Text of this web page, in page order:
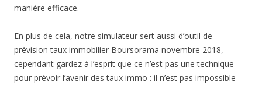
manière efficace.
En plus de cela, notre simulateur sert aussi d’outil de
prévision taux immobilier Boursorama novembre 2018,
cependant gardez à l’esprit que ce n’est pas une technique
pour prévoir l’avenir des taux immo : il n’est pas impossible